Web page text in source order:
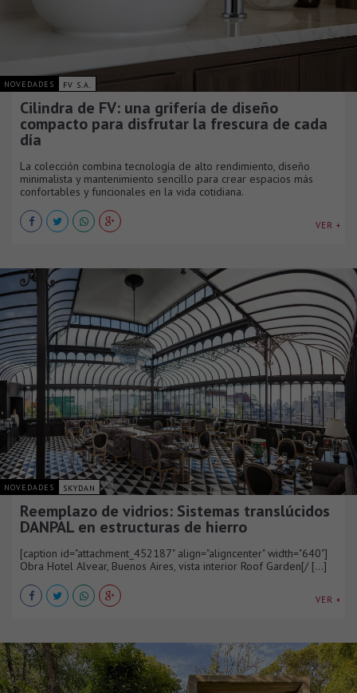
NOVEDADES FV S.A.
Cilindra de FV: una grifería de diseño
compacto para disfrutar la frescura de cada
día
La colección combina tecnología de alto rendimiento, diseño
minimalista y mantenimiento sencillo para crear espacios más
confortables y funcionales en la vida cotidiana.
VER +
NOVEDADES SKYDAN
Reemplazo de vidrios: Sistemas translúcidos
DANPAL en estructuras de hierro
[caption id="attachment_452187" align="aligncenter" width="640"]
Obra Hotel Alvear, Buenos Aires, vista interior Roof Garden[/ [...]
VER +